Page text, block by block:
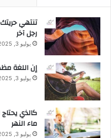
تنتهي
رجل آخر
يوليو 3, 2025
إن اللغة
يوليو 3, 2025
كالذي
ماء النهر
يوليو 3, 2025